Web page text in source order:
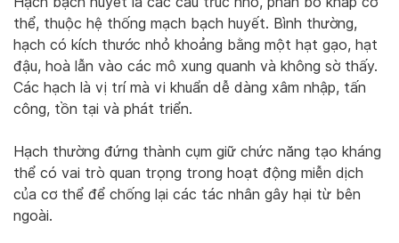
thể, thuộc hệ thống mạch bạch huyết. Bình thường,
hạch có kích thước nhỏ khoảng bằng một hạt gạo, hạt
đậu, hoà lẫn vào các mô xung quanh và không sờ thấy.
Các hạch là vị trí mà vi khuẩn dễ dàng xâm nhập, tấn
công, tồn tại và phát triển.
Hạch thường đứng thành cụm giữ chức năng tạo kháng
thể có vai trò quan trọng trong hoạt động miễn dịch
của cơ thể để chống lại các tác nhân gây hại từ bên
ngoài.